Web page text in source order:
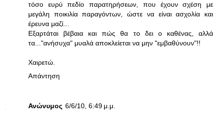
τόσο ευρύ πεδίο παρατηρήσεων, που έχουν σχέση με
μεγάλη ποικιλία παραγόντων, ώστε να είναι ασχολία και
έρευνα μαζί...
Εξαρτάται βέβαια και πώς θα το δει ο καθένας, αλλά
τα..."ανήσυχα" μυαλά αποκλείεται να μην "εμβαθύνουν"!!
Χαιρετώ.
Απάντηση
Ανώνυμος 6/6/10, 6:49 μ.μ.